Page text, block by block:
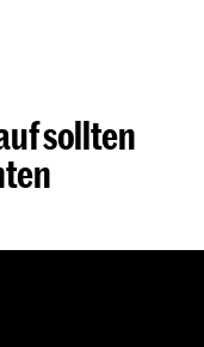
sollten